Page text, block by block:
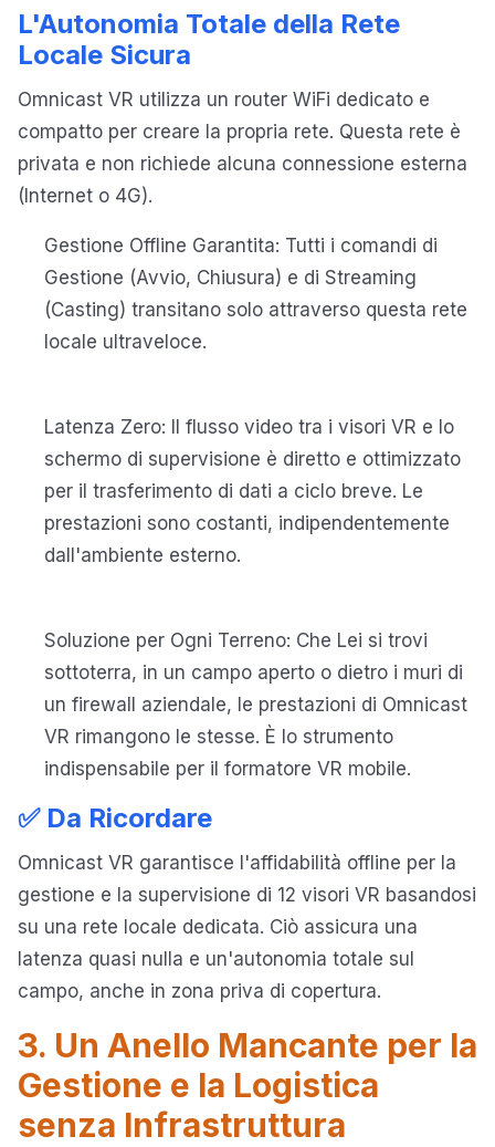
L'Autonomia Totale della Rete
Locale Sicura
Omnicast VR utilizza un router WiFi dedicato e
compatto per creare la propria rete. Questa rete è
privata e non richiede alcuna connessione esterna
(Internet o 4G).
Gestione Offline Garantita: Tutti i comandi di
Gestione (Avvio, Chiusura) e di Streaming
(Casting) transitano solo attraverso questa rete
locale ultraveloce.
Latenza Zero: Il flusso video tra i visori VR e lo
schermo di supervisione è diretto e ottimizzato
per il trasferimento di dati a ciclo breve. Le
prestazioni sono costanti, indipendentemente
dall'ambiente esterno.
Soluzione per Ogni Terreno: Che Lei si trovi
sottoterra, in un campo aperto o dietro i muri di
un firewall aziendale, le prestazioni di Omnicast
VR rimangono le stesse. È lo strumento
indispensabile per il formatore VR mobile.
✅ Da Ricordare
Omnicast VR garantisce l'affidabilità offline per la
gestione e la supervisione di 12 visori VR basandosi
su una rete locale dedicata. Ciò assicura una
latenza quasi nulla e un'autonomia totale sul
campo, anche in zona priva di copertura.
3. Un Anello Mancante per la
Gestione e la Logistica
senza Infrastruttura